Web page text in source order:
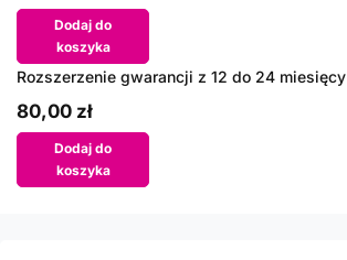
Dodaj do
koszyka
Rozszerzenie gwarancji z 12 do 24 miesięcy
80,00 zł
Dodaj do
koszyka